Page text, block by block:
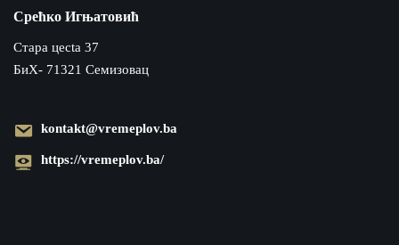
Срећко Игњатовић
Cтара цecta 37
БиХ- 71321 Семизовац
kontakt@vremeplov.ba
https://vremeplov.ba/